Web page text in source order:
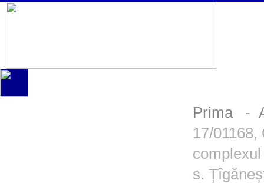
Prima-
17/
s.